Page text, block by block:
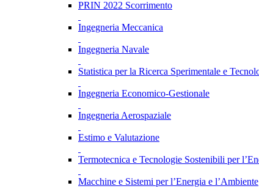
PRIN 2022 Scorrimento
Ingegneria Meccanica
Ingegneria Navale
Statistica per la Ricerca Sperimentale e
Ingegneria Economico-Gestionale
Ingegneria Aerospaziale
Estimo e Valutazione
Termotecnica e Tecnologie Sostenibili per
Macchine e Sistemi per l’Energia e l’Ambiente